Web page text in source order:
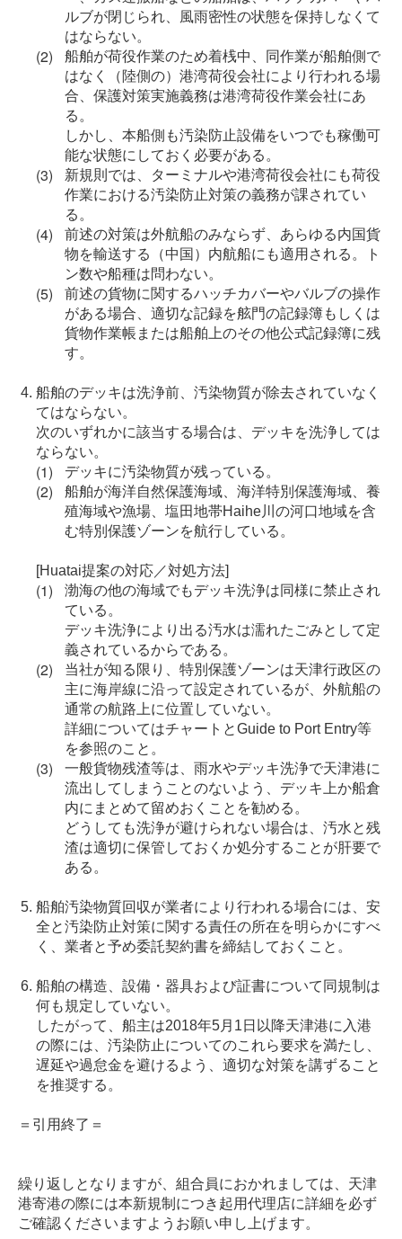
ルブが閉じられ、風雨密性の状態を保持しなくて
はならない。
船舶が荷役作業のため着桟中、同作業が船舶側で
はなく（陸側の）港湾荷役会社により行われる場
合、保護対策実施義務は港湾荷役作業会社にあ
る。
しかし、本船側も汚染防止設備をいつでも稼働可
能な状態にしておく必要がある。
新規則では、ターミナルや港湾荷役会社にも荷役
作業における汚染防止対策の義務が課されてい
る。
前述の対策は外航船のみならず、あらゆる内国貨
物を輸送する（中国）内航船にも適用される。ト
ン数や船種は問わない。
前述の貨物に関するハッチカバーやバルブの操作
がある場合、適切な記録を舷門の記録簿もしくは
貨物作業帳または船舶上のその他公式記録簿に残
す。
船舶のデッキは洗浄前、汚染物質が除去されていなく
てはならない。
次のいずれかに該当する場合は、デッキを洗浄しては
ならない。
デッキに汚染物質が残っている。
船舶が海洋自然保護海域、海洋特別保護海域、養
殖海域や漁場、塩田地帯Haihe川の河口地域を含
む特別保護ゾーンを航行している。
[Huatai提案の対応／対処方法]
渤海の他の海域でもデッキ洗浄は同様に禁止され
ている。
デッキ洗浄により出る汚水は濡れたごみとして定
義されているからである。
当社が知る限り、特別保護ゾーンは天津行政区の
主に海岸線に沿って設定されているが、外航船の
通常の航路上に位置していない。
詳細についてはチャートとGuide to Port Entry等
を参照のこと。
一般貨物残渣等は、雨水やデッキ洗浄で天津港に
流出してしまうことのないよう、デッキ上か船倉
内にまとめて留めおくことを勧める。
どうしても洗浄が避けられない場合は、汚水と残
渣は適切に保管しておくか処分することが肝要で
ある。
船舶汚染物質回収が業者により行われる場合には、安
全と汚染防止対策に関する責任の所在を明らかにすべ
く、業者と予め委託契約書を締結しておくこと。
船舶の構造、設備・器具および証書について同規制は
何も規定していない。
したがって、船主は2018年5月1日以降天津港に入港
の際には、汚染防止についてのこれら要求を満たし、
遅延や過怠金を避けるよう、適切な対策を講ずること
を推奨する。
＝引用終了＝
繰り返しとなりますが、組合員におかれましては、天津
港寄港の際には本新規制につき起用代理店に詳細を必ず
ご確認くださいますようお願い申し上げます。